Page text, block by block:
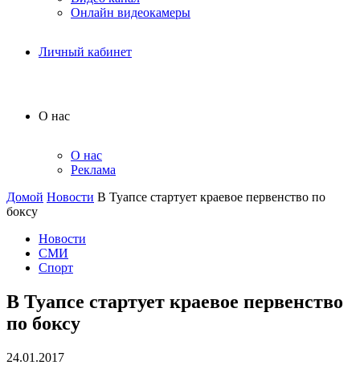
Онлайн видеокамеры
Личный кабинет
О нас
О нас
Реклама
Домой Новости В Туапсе стартует краевое первенство по
боксу
Новости
СМИ
Спорт
В Туапсе стартует краевое первенство
по боксу
24.01.2017